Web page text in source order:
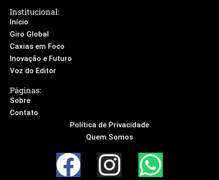
Institucional:
Início
Giro Global
Caxias em Foco
Inovação e Futuro
Voz do Editor
Páginas:
Sobre
Contato
Política de Privacidade
Quem Somos